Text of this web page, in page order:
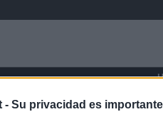
- Su privacidad esQuebec